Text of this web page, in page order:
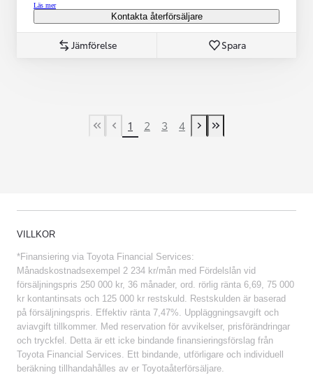
Läs mer
Kontakta återförsäljare
Jämförelse Spara
First Page
Previous page
1 2 3 4
Next page
Last Page
VILLKOR
*Finansiering via Toyota Financial Services:
Månadskostnadsexempel 2 234 kr/mån med Fördelslån vid
försäljningspris 250 000 kr, 36 månader, ord. rörlig ränta 6,69, 75 000
kr kontantinsats och 125 000 kr restskuld. Restskulden är baserad
på försäljningspris. Effektiv ränta 7,47%. Uppläggningsavgift och
aviavgift tillkommer. Med reservation för avvikelser, prisförändringar
och tryckfel. Detta är ett icke bindande finansieringsförslag från
Toyota Financial Services. Ett bindande, utförligare och individuell
beräkning tillhandahålles av er Toyotaåterförsäljare.